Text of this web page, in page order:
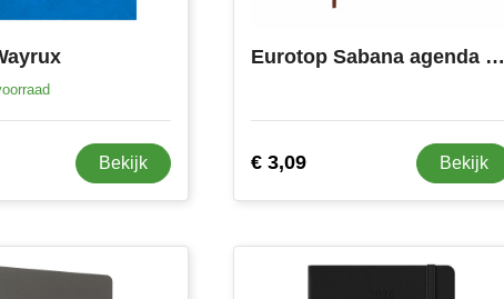
Bekijk
Eurotop Sabana agenda 6-talig
€ 3,09 Bekijk